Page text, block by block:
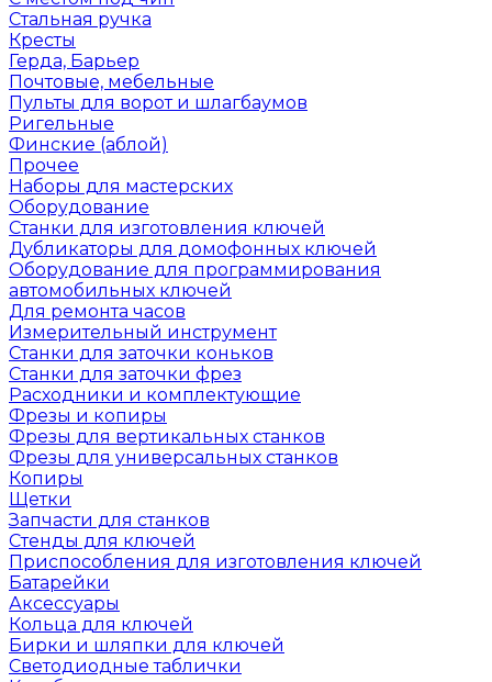
Стальная ручка
Кресты
Герда, Барьер
Почтовые, мебельные
Пульты для ворот и шлагбаумов
Ригельные
Финские (аблой)
Прочее
Наборы для мастерских
Оборудование
Станки для изготовления ключей
Дубликаторы для домофонных ключей
Оборудование для программирования
автомобильных ключей
Для ремонта часов
Измерительный инструмент
Станки для заточки коньков
Станки для заточки фрез
Расходники и комплектующие
Фрезы и копиры
Фрезы для вертикальных станков
Фрезы для универсальных станков
Копиры
Щетки
Запчасти для станков
Стенды для ключей
Приспособления для изготовления ключей
Батарейки
Аксессуары
Кольца для ключей
Бирки и шляпки для ключей
Светодиодные таблички